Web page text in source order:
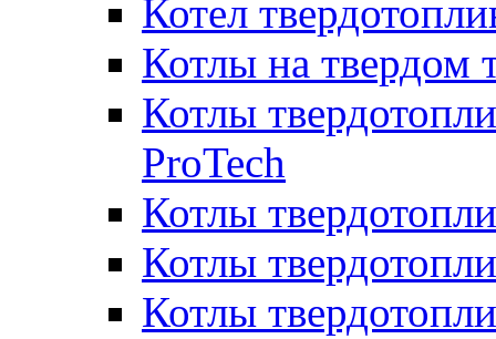
Котел
Котлы на твердом
Котлы
ProTech
Котлы
Котлы
Котлы